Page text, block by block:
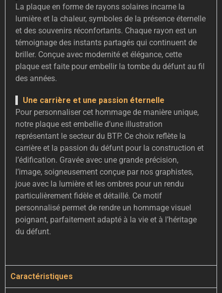
La plaque en forme de rayons solaires incarne la
lumière et la chaleur, symboles de la présence éternelle
et des souvenirs réconfortants. Chaque rayon est un
témoignage des instants partagés qui continuent de
briller. Conçue avec modernité et élégance, cette
plaque est faite pour embellir la tombe du défunt au fil
des années.
Une carrière et une passion éternelle
Pour personnaliser cet hommage de manière unique,
notre plaque est embellie d’une illustration
représentant le secteur du BTP. Ce choix reflète la
carrière et la passion du défunt pour la construction et
l’édification. Gravée avec une grande précision,
l’image, soigneusement conçue par nos graphistes,
joue avec la lumière et les ombres pour un rendu
particulièrement fidèle et détaillé. Ce motif
personnalisé permet de rendre un hommage visuel
poignant, parfaitement adapté à la vie et à l’héritage
du défunt.
Caractéristiques